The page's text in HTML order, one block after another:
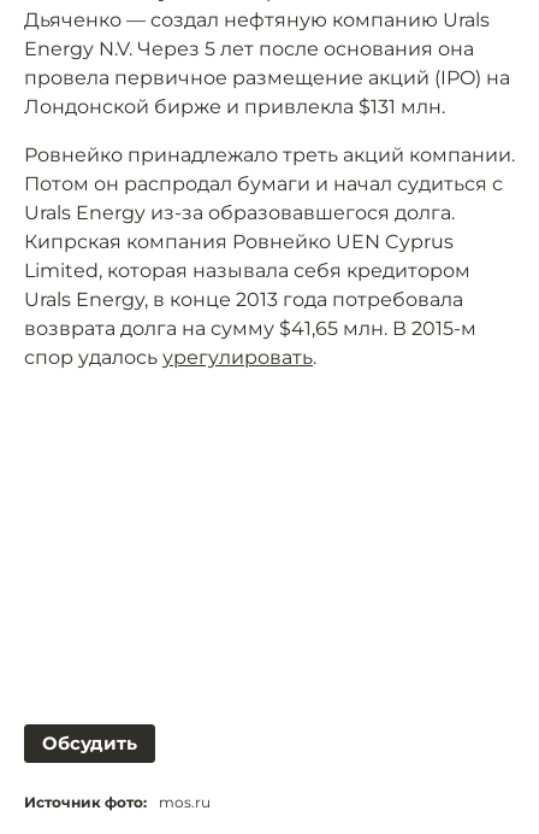
Дьяченко — создал нефтяную компанию Urals
Energy N.V. Через 5 лет после основания она
провела первичное размещение акций (IPO) на
Лондонской бирже и привлекла $131 млн.
Ровнейко принадлежало треть акций компании.
Потом он распродал бумаги и начал судиться с
Urals Energy из-за образовавшегося долга.
Кипрская компания Ровнейко UEN Cyprus
Limited, которая называла себя кредитором
Urals Energy, в конце 2013 года потребовала
возврата долга на сумму $41,65 млн. В 2015-м
спор удалось урегулировать.
Обсудить
Источник фото: mos.ru